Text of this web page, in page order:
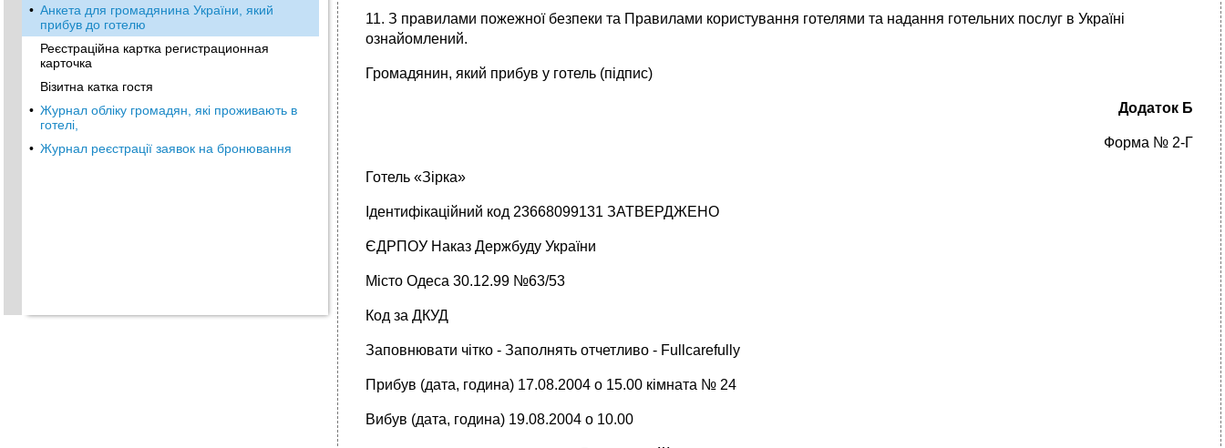
• Анкета для громадянина України, який
прибув до готелю
Реєстраційна картка регистрационная
карточка
Візитна катка гостя
• Журнал обліку громадян, які проживають в
готелі,
• Журнал реєстрації заявок на бронювання
11. З правилами пожежної безпеки та Правилами користування готелями та надання готельних послуг в Україні
ознайомлений.
Громадянин, який прибув у готель (підпис)
Додаток Б
Форма № 2-Г
Готель «Зірка»
Ідентифікаційний код 23668099131 ЗАТВЕРДЖЕНО
ЄДРПОУ Наказ Держбуду України
Місто Одеса 30.12.99 №63/53
Код за ДКУД
Заповнювати чітко - Заполнять отчетливо - Fullcarefully
Прибув (дата, година) 17.08.2004 о 15.00 кімната № 24
Вибув (дата, година) 19.08.2004 о 10.00